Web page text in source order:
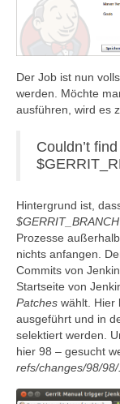
Der Job ist nun
werden. Möchte
ausführen, wird es
Couldn’t
Hintergrund ist,
$GERRIT_BRANCH
Prozesse
nichts anfangen.
Commits von
Startseite von
Patches wählt. Hier
ausgeführt und in
selektiert werden.
hier 98 – gesucht
refs/changes/98/98/